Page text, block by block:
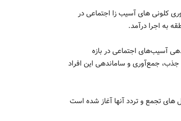
افزود: طرح ضربتی جمع آوری کلونی های آسیب زا اجتماعی در
به اجرا درآمد.
آسیب‌های اجتماعی در بازه
جمع‌آوری و ساماندهی این افراد
تجمع و تردد آنها آغاز شده است